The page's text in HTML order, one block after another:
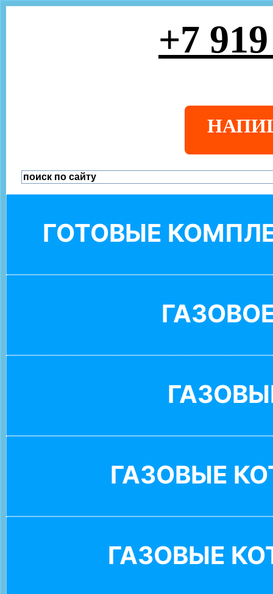
+7
ГОТОВЫЕ
ГАЗОВЫЕ
ГАЗОВЫЕ